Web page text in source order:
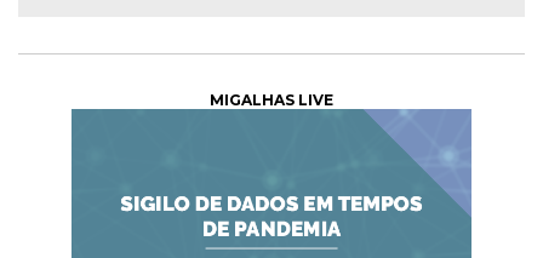
MIGALHAS LIVE